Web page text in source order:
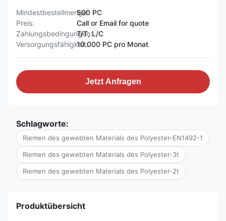
Mindestbestellmenge:500 PC
Preis:
Call or Email for quote
Zahlungsbedingungen:
T/T, L/C
Versorgungsfähigkeit:10.000 PC pro Monat
Jetzt Anfragen
Schlagworte:
Riemen des gewebten Materials des Polyester-EN1492-1
Riemen des gewebten Materials des Polyester-3t
Riemen des gewebten Materials des Polyester-2t
Produktübersicht